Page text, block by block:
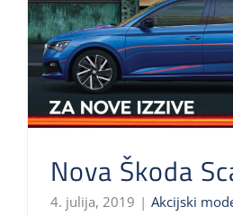
Nova Škoda
4. julija, 2019 | Akcijski